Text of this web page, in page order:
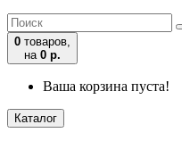
0 товаров,
на 0 р.
Ваша корзина пуста!
Каталог